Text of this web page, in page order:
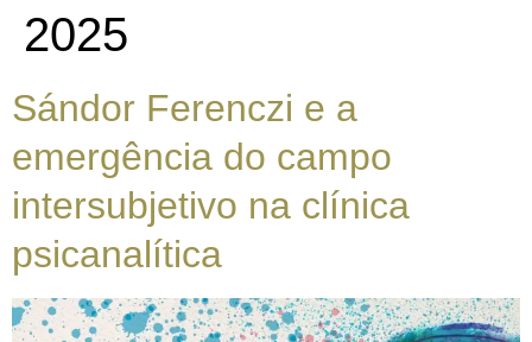
2025
Sándor Ferenczi e a
emergência do campo
intersubjetivo na clínica
psicanalítica